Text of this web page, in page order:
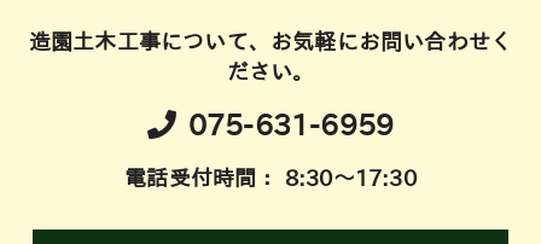
造園土木工事について、お気軽にお問い合わせく
ださい。
075-631-6959
電話受付時間： 8:30～17:30